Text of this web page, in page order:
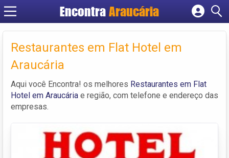
EncontraAraucária
Cadastrar empresa
Criar conta
Restaurantes em Flat Hotel em
Araucária
Aqui você Encontra! os melhores Restaurantes em Flat
Hotel em Araucária e região, com telefone e endereço das
empresas.